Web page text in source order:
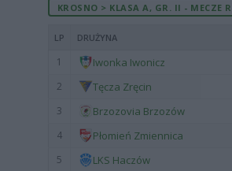
KROSNO > KLASA A, GR. II - MECZE
LP DRUŻYNA
1 Iwonka Iwonicz
2 Tęcza Zręcin
3 Brzozovia Brzozów
4 Płomień Zmiennica
5 LKS Haczów